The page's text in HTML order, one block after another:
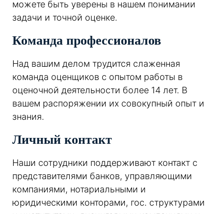
можете быть уверены в нашем понимании
задачи и точной оценке.
Команда профессионалов
Над вашим делом трудится слаженная
команда оценщиков с опытом работы в
оценочной деятельности более 14 лет. В
вашем распоряжении их совокупный опыт и
знания.
Личный контакт
Наши сотрудники поддерживают контакт с
представителями банков, управляющими
компаниями, нотариальными и
юридическими конторами, гос. структурами